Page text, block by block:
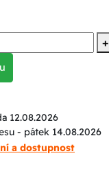
+
12.08.2026
- pátek 14.08.2026
a dostupnost